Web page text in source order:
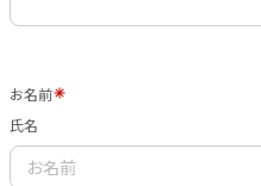
お名前
氏名